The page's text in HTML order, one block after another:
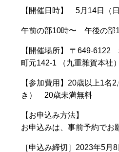
【開催日時】 5月14日（日
午前の部10時〜 午後の部
【開催場所】 〒649-6122
町元142-1 （九重雜賀本社）
【参加費用】20歳以上1名
き） 20歳未満無料
【お申込み方法】
お申込みは、事前予約でお
［申込み締切］2023年5月